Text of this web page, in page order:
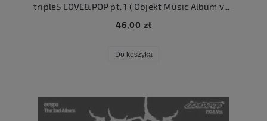
tripleS LOVE&POP pt. 1 ( Objekt Music Album ver. )
46,00 zł
Do koszyka